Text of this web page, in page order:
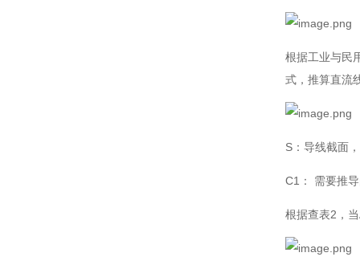
根据工业与民
式，推算直流
S：导线截面
C1： 需要推
根据查表2，